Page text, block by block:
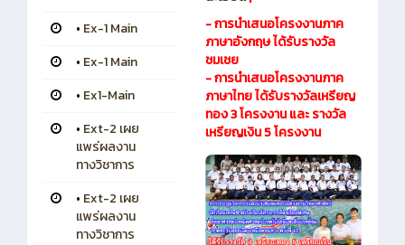
• Ex-1 Main
• Ex-1 Main
• Ex1-Main
• Ext-2 เผย
แพร่ผลงาน
ทางวิชาการ
• Ext-2 เผย
แพร่ผลงาน
ทางวิชาการ
- การนำเสนอโครงงานภาค
ภาษาอังกฤษ ได้รับรางวัล
ชมเชย
- การนำเสนอโครงงานภาค
ภาษาไทย ได้รับรางวัลเหรียญ
ทอง 3 โครงงาน และ รางวัล
เหรียญเงิน 5 โครงงาน